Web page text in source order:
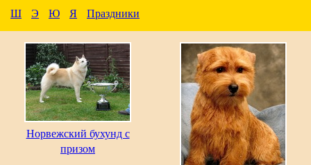
Ш
Э Ю Я Праздники
Норвежский бухунд с
призом